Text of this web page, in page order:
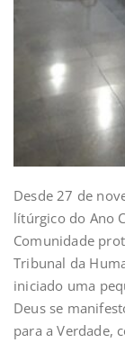
Desde 27 de
lítúrgico do Ano
Comunidade
Tribunal da
iniciado uma
Deus se
para a Verdade,